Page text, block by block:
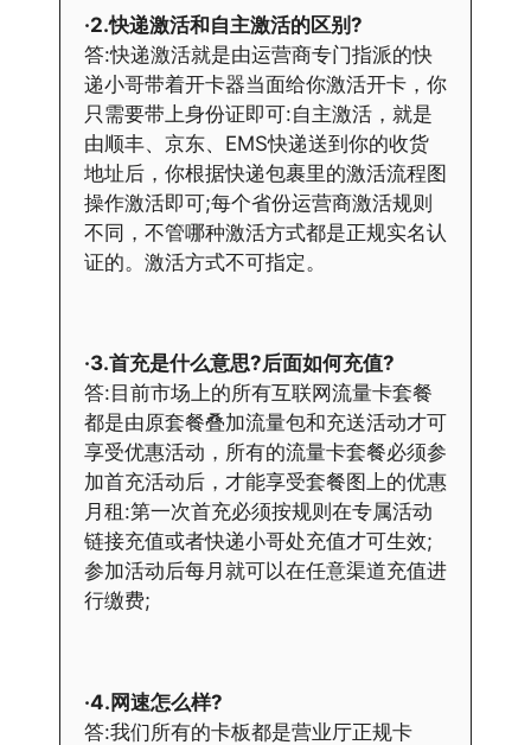
·2.快递激活和自主激活的区别?
答:快递激活就是由运营商专门指派的快
递小哥带着开卡器当面给你激活开卡，你
只需要带上身份证即可:自主激活，就是
由顺丰、京东、EMS快递送到你的收货
地址后，你根据快递包裹里的激活流程图
操作激活即可;每个省份运营商激活规则
不同，不管哪种激活方式都是正规实名认
证的。激活方式不可指定。
·3.首充是什么意思?后面如何充值?
答:目前市场上的所有互联网流量卡套餐
都是由原套餐叠加流量包和充送活动才可
享受优惠活动，所有的流量卡套餐必须参
加首充活动后，才能享受套餐图上的优惠
月租:第一次首充必须按规则在专属活动
链接充值或者快递小哥处充值才可生效;
参加活动后每月就可以在任意渠道充值进
行缴费;
·4.网速怎么样?
答:我们所有的卡板都是营业厅正规卡